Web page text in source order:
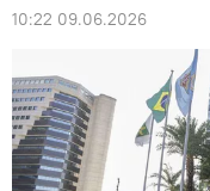
10:22 09.06.2026